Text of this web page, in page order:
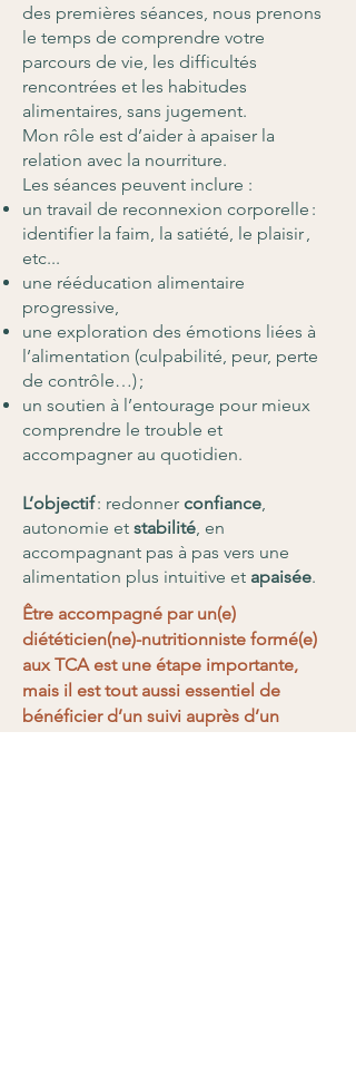
des premières séances, nous prenons
le temps de comprendre votre
parcours de vie, les difficultés
rencontrées et les habitudes
alimentaires, sans jugement.
Mon rôle est d’aider à apaiser la
relation avec la nourriture.
Les séances peuvent inclure :
un travail de reconnexion corporelle :
identifier la faim, la satiété, le plaisir ,
etc...
une rééducation alimentaire
progressive,
une exploration des émotions liées à
l’alimentation (culpabilité, peur, perte
de contrôle…) ;
un soutien à l’entourage pour mieux
comprendre le trouble et
accompagner au quotidien.
L’objectif: redonner confiance,
autonomie et stabilité, en
accompagnant pas à pas vers une
alimentation plus intuitive et apaisée.
Être accompagné par un(e)
diététicien(ne)-nutritionniste formé(e)
aux TCA est une étape importante,
mais il est tout aussi essentiel de
bénéficier d’un suivi auprès d’un